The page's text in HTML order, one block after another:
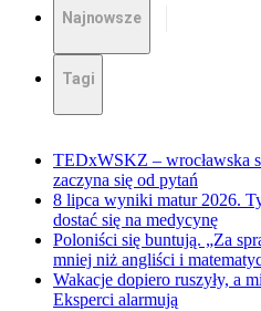
Najnowsze
Tagi
TEDxWSKZ – wrocławska
zaczyna się od pytań
8 lipca wyniki matur 2026.
dostać się na medycynę
Poloniści się buntują. „Za
mniej niż angliści i
Wakacje dopiero ruszyły, a
Eksperci alarmują